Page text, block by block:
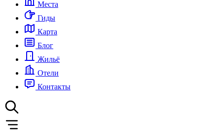
Места
Гиды
Карта
Блог
Жильё
Отели
Контакты